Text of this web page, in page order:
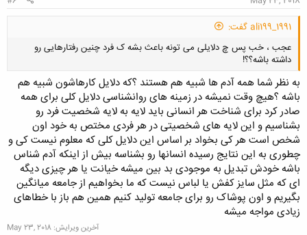
ali199_1991 گفت:
عجب ، خب پس چ دلایلی می تونه باعث بشه ک فرد چنین رفتارهایی رو
داشته باشه؟؟!
کلیک کنید تا باز شود...
به نظر شما همه آدم ها شبیه هم هستند ؟که دلایل کارهاشون شبیه هم
باشه ؟هیچ وقت نمیشه در زمینه های روانشناسی دلایل کلی برای همه
صادر کرد برای شناخت هر انسانی باید لایه به لایه شخصیت فرد رو
بشناسیم و این لایه های شخصیتی در هر فردی مختص به خود اون
شخص است هر کی بخواد بر اساس این دلایل کلی که معلوم نیست کی و
چطوری به این نتایج رسیده انسانها رو بشناسه بیش از اینکه آدم شناس
باشه خودش تبدیل به موجودی بد بین میشه خیانت یا هر چیزی دیگه
ای که مثل سایز کفش یا لباس نیست که ما بخواهیم از جامعه میانگین
بگیریم و اون پوشاک رو برای جامعه تولید کنیم همین هم باز با خطاهای
زیادی مواجه میشه
آخرین ویرایش: May 23, 2018